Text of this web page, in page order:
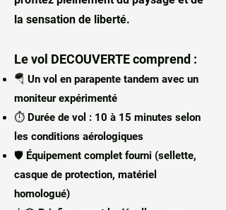
parapente.
Au printemps, les sommets encore
déjà vertes. En été, les thermiques de
vallée permettent des vols plus longs au-
dessus des reliefs savoyards. À
l'automne, les couleurs des forêts alpines
transforment complètement le paysage
vu depuis la voile.
Le site est facilement accessible depuis
Chambéry, Albertville, Grenoble, Aix-les-
Bains et l'ensemble des Alpes du Nord.
Cette position centrale dans la vallée
la sensation de liberté.
Le vol DECOUVERTE comprend :
🪂 Un vol en parapente tandem avec un
moniteur expérimenté
⏱ Durée de vol : 10 à 15 minutes selon
les conditions aérologiques
🛡 Équipement complet fourni (sellette,
casque de protection, matériel
homologué)